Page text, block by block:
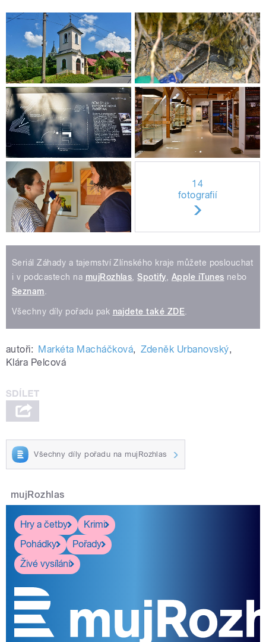
14
fotografií
Seriál Záhady a tajemství Zlínského kraje můžete poslouchat
i v podcastech na mujRozhlas ,Spotify Apple iTunes nebo
Seznam
Všechny díly pořadu pak najdete také ZDE
autoři: Markéta Macháčková, Zdeněk Urbanovský,
Klára Pelcová
Všechny díly pořadu na mujRozhlas
mujRozhlas
Hry a četby
Krimi
Pohádky
Pořady
Živé vysílání